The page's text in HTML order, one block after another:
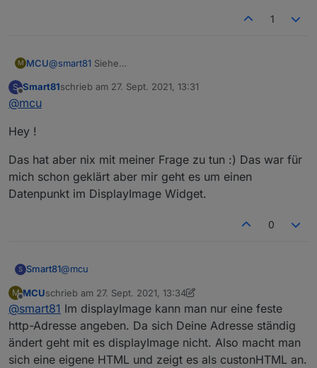
1
M MCU@smart81 Siehe
just-another-remarkable-vis/5100
S Smart81schrieb am 27. Sept. 2021, 13:31
zuletzt editiert von
@mcu
Hey !
Das hat aber nix mit meiner Frage zu tun :) Das war für
mich schon geklärt aber mir geht es um einen
Datenpunkt im DisplayImage Widget.
0
S Smart81@mcu
Hey !
Das hat aber nix mit meiner Frage zu tun :) Das war für
mich schon geklärt aber mir geht es um einen
Datenpunkt im DisplayImage Widget.
M
Offline
MCUschrieb am 27. Sept. 2021, 13:34
zuletzt editiert von MCU
@smart81 Im displayImage kann man nur eine feste
http-Adresse angeben. Da sich Deine Adresse ständig
ändert geht mit es displayImage nicht. Also macht man
sich eine eigene HTML und zeigt es als custonHTML an.